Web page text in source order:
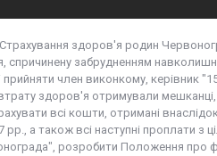
здоров'я родин
забрудненням
прийняти член виконкому, керівник
здоров'я отримували мешканці,
всі кошти, отримані
а також всі наступні проплати з
розробити Положення про